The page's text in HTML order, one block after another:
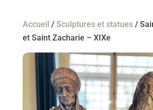
Accueil / Sculptures et statues/
et Saint Zacharie – XIXe